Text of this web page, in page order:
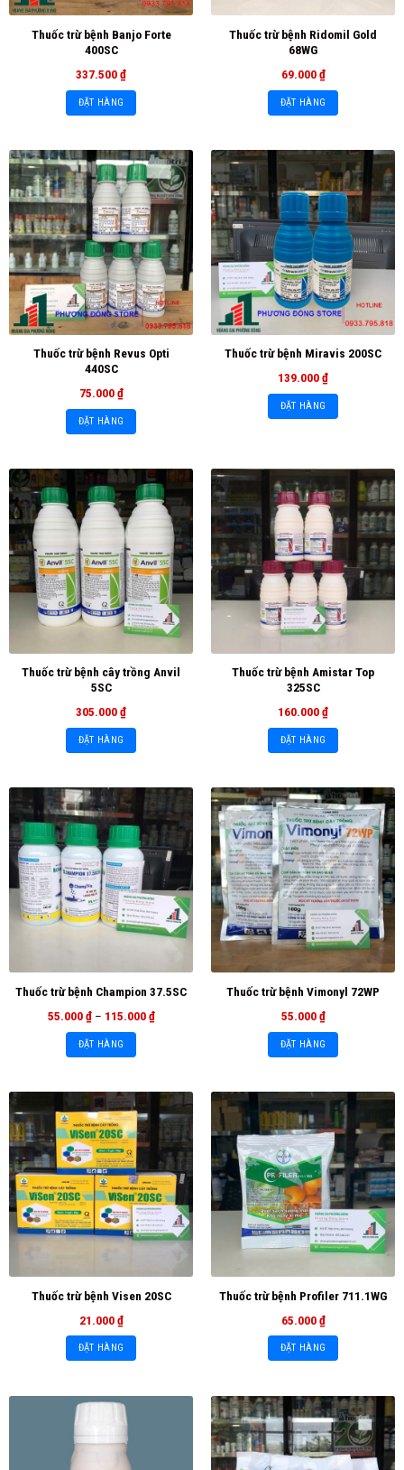
Thuốc trừ bệnh Banjo Forte
400SC
337.500₫
ĐẶT HÀNG
Thuốc trừ bệnh Ridomil Gold
68WG
69.000₫
ĐẶT HÀNG
Thuốc trừ bệnh Revus Opti
440SC
75.000₫
ĐẶT HÀNG
Thuốc trừ bệnh Miravis 200SC
139.000₫
ĐẶT HÀNG
Thuốc trừ bệnh cây trồng Anvil
5SC
305.000₫
ĐẶT HÀNG
Thuốc trừ bệnh Amistar Top
325SC
160.000₫
ĐẶT HÀNG
Thuốc trừ bệnh Champion 37.5SC
55.000₫ – 115.000₫
ĐẶT HÀNG
Thuốc trừ bệnh Vimonyl 72WP
55.000₫
ĐẶT HÀNG
Thuốc trừ bệnh Visen 20SC
21.000₫
ĐẶT HÀNG
Thuốc trừ bệnh Profiler 711.1WG
65.000₫
ĐẶT HÀNG